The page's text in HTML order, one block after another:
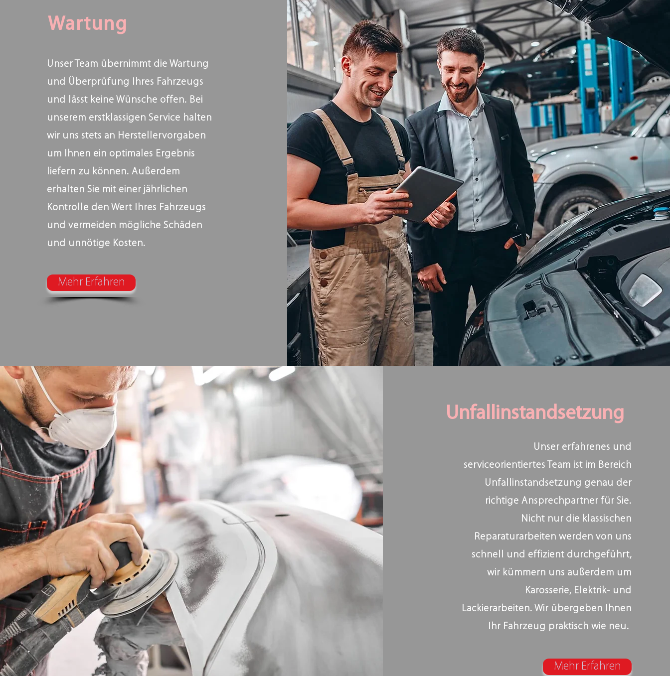
Wartung
Unser Team übernimmt die Wartung
und Überprüfung Ihres Fahrzeugs
und lässt keine Wünsche offen. Bei
unserem erstklassigen Service halten
wir uns stets an Herstellervorgaben
um Ihnen ein optimales Ergebnis
liefern zu können. Außerdem
erhalten Sie mit einer jährlichen
Kontrolle den Wert Ihres Fahrzeugs
und vermeiden mögliche Schäden
und unnötige Kosten.
Mehr Erfahren
Unfallinstandsetzung
Unser erfahrenes und
serviceorientiertes Team ist im Bereich
Unfallinstandsetzung genau der
richtige Ansprechpartner für Sie.
Nicht nur die klassischen
Reparaturarbeiten werden von uns
schnell und effizient durchgeführt,
wir kümmern uns außerdem um
Karosserie, Elektrik- und
Lackierarbeiten. Wir übergeben Ihnen
Ihr Fahrzeug praktisch wie neu.
Mehr Erfahren